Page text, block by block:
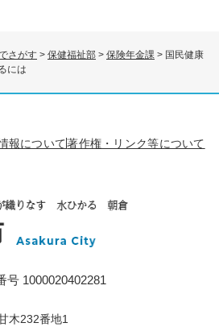
さがす > 保健福祉部 > 保険年金課 > 国民健康
には
報について著作権・リンク等について
号 1000020402281
木232番地1